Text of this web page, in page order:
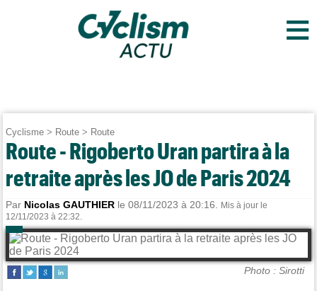
≡
Cyclisme > Route > Route
Route - Rigoberto Uran partira à la
retraite après les JO de Paris 2024
Par Nicolas GAUTHIER le 08/11/2023 à 20:16.
Mis à jour le
12/11/2023 à 22:32.
Photo : Sirotti